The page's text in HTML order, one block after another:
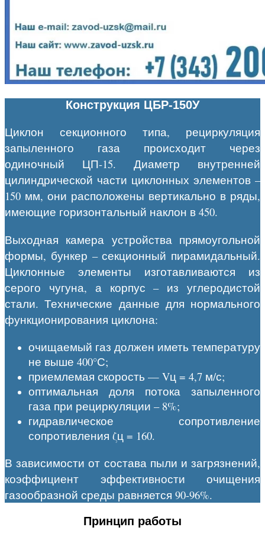
Конструкция ЦБР-150У
Циклон секционного типа, рециркуляция
запыленного газа происходит через
одиночный ЦП-15. Диаметр внутренней
цилиндрической части циклонных элементов –
150 мм, они расположены вертикально в ряды,
имеющие горизонтальный наклон в 450.
Выходная камера устройства прямоугольной
формы, бункер – секционный пирамидальный.
Циклонные элементы изготавливаются из
серого чугуна, а корпус – из углеродистой
стали. Технические данные для нормального
функционирования циклона:
очищаемый газ должен иметь температуру
не выше 400°С;
приемлемая скорость — Vц = 4,7 м/с;
оптимальная доля потока запыленного
газа при рециркуляции – 8%;
гидравлическое сопротивление
сопротивления ζц = 160.
В зависимости от состава пыли и загрязнений,
коэффициент эффективности очищения
газообразной среды равняется 90-96%.
Принцип работы